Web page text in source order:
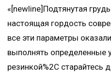
«[newline]Подтянутая
настоящая гордость
все эти параметры
выполнять определенные
резинкой%2C старайтесь